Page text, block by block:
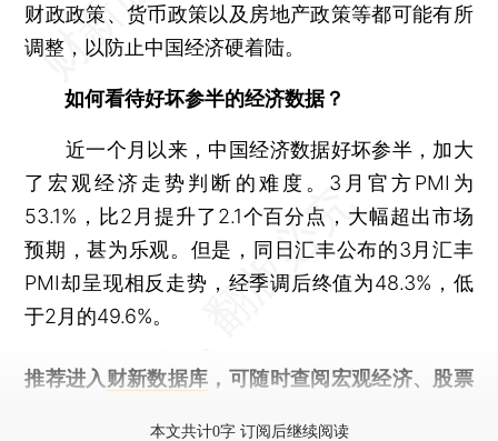
财政政策、货币政策以及房地产政策等都可能有所
调整，以防止中国经济硬着陆。
如何看待好坏参半的经济数据？
近一个月以来，中国经济数据好坏参半，加大
了宏观经济走势判断的难度。3月官方PMI为
53.1%，比2月提升了2.1个百分点，大幅超出市场
预期，甚为乐观。但是，同日汇丰公布的3月汇丰
PMI却呈现相反走势，经季调后终值为48.3%，低
于2月的49.6%。
推荐进入 财新数据库 ，可随时查阅宏观经济、股票
本文共计0字 订阅后继续阅读